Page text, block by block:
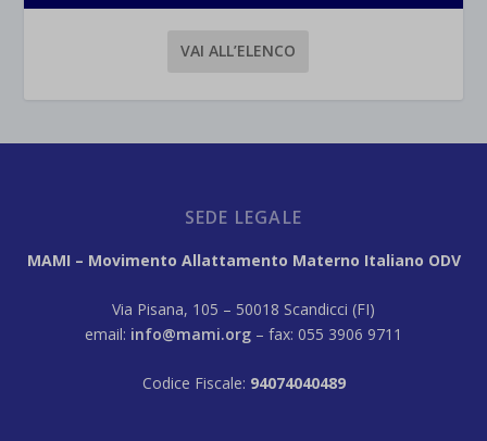
VAI ALL’ELENCO
SEDE LEGALE
MAMI – Movimento Allattamento Materno Italiano ODV
Via Pisana, 105 – 50018 Scandicci (FI)
email: info@mami.org – fax: 055 3906 9711
Codice Fiscale: 94074040489